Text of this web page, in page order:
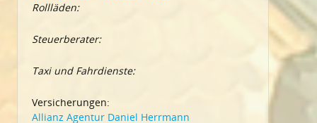
Rollläden:
Steuerberater:
Taxi und Fahrdienste:
Versicherungen:
Allianz Agentur Daniel Herrmann